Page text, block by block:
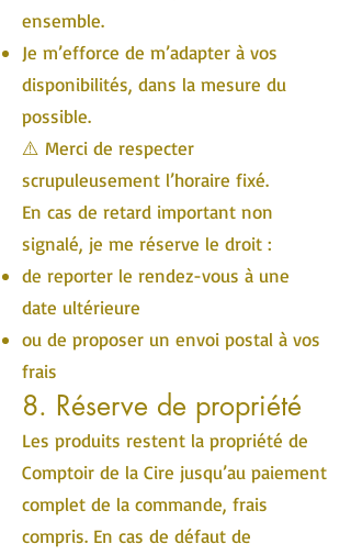
ensemble.
Je m’efforce de m’adapter à vos
disponibilités, dans la mesure du
possible.
⚠️ Merci de respecter
scrupuleusement l’horaire fixé.
En cas de retard important non
signalé, je me réserve le droit :
de reporter le rendez-vous à une
date ultérieure
ou de proposer un envoi postal à vos
frais
8. Réserve de propriété
Les produits restent la propriété de
Comptoir de la Cire jusqu’au paiement
complet de la commande, frais
compris. En cas de défaut de